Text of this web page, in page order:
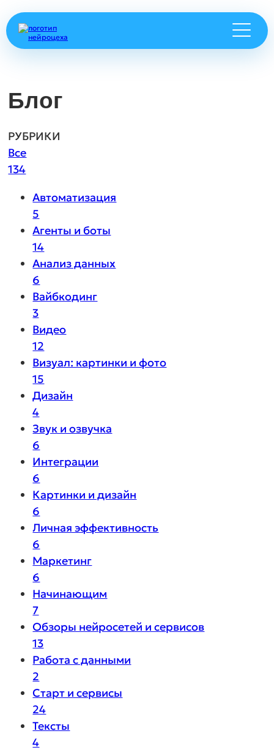
Блог
РУБРИКИ
Все
134
Автоматизация
5
Агенты и боты
14
Анализ данных
6
Вайбкодинг
3
Видео
12
Визуал: картинки и фото
15
Дизайн
4
Звук и озвучка
6
Интеграции
6
Картинки и дизайн
6
Личная эффективность
6
Маркетинг
6
Начинающим
7
Обзоры нейросетей и сервисов
13
Работа с данными
2
Старт и сервисы
24
Тексты
4